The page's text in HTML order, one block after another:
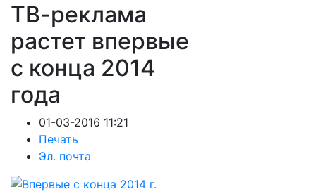
ТВ-реклама
растет впервые
с конца 2014
года
01-03-2016 11:21
Печать
Эл. почта